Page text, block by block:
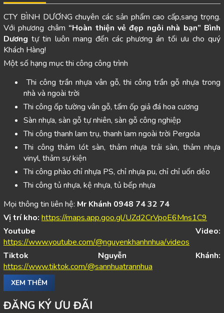
CTY BÌNH DƯƠNG chuyên các sản phẩm cao cấp,sang trọng.
Với phương châm “Hoàn thiện vẻ đẹp ngôi nhà bạn” Bình
Dươngtự tin luôn mang đến các phương án tối ưu cho quý
Khách Hàng!
Một số hạng mục thi công công trình
Thi công trần nhựa vân gỗ, thi công trần gỗ nhựa trong
nhà và ngoài trời
Thi công ốp tường vân gỗ, tấm ốp giả đá hoa cương
Sàn nhựa, sàn gỗ tự nhiên, sàn gỗ công nghiệp
Thi công thanh lam trụ, thanh lam ngoài trời Pergola
Thi công thảm lót sàn, thảm nhựa trải sàn, thảm nhựa
vinyl, thảm sự kiện
Thi công phào chỉ nhựa PS, chỉ nhựa pu, chỉ chỉ uốn dẻo
Thi công tủ nhựa, kệ nhựa, tủ bếp nhựa
Mọi thông tin liên hệ: Mr Khánh 0948 74 32 74
Vị trí kho: https://maps.app.goo.gl/UZd2CrVpoE6Mns1C9
Youtube Video:
https://www.youtube.com/@nguyenkhanhnhua/videos
Tiktok Nguyễn Khánh:
https://www.tiktok.com/@sannhuatrannhua
XEM THÊM
ĐĂNG KÝ ƯU ĐÃI